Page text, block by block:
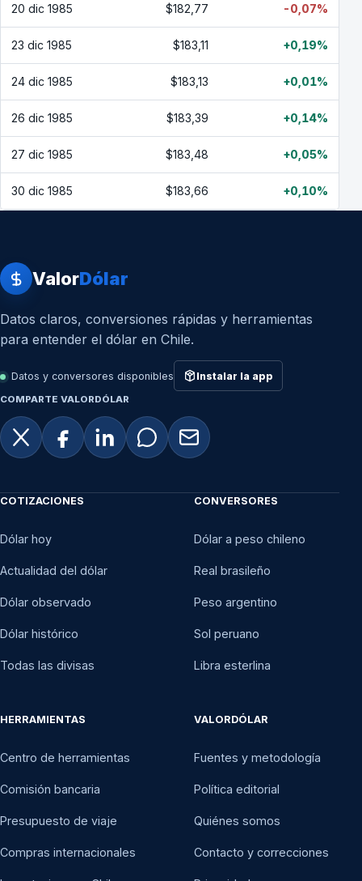
20 dic 1985 $182,77 -0,07%
23 dic 1985 $183,11 +0,19%
24 dic 1985 $183,13 +0,01%
26 dic 1985 $183,39 +0,14%
27 dic 1985 $183,48 +0,05%
30 dic 1985 $183,66 +0,10%
ValorDólar
Datos claros, conversiones rápidas y herramientas
para entender el dólar en Chile.
Datos y conversores disponibles Instalar la app
COMPARTE VALORDÓLAR
COTIZACIONES
Dólar hoy
Actualidad del dólar
Dólar observado
Dólar histórico
Todas las divisas
CONVERSORES
Dólar a peso chileno
Real brasileño
Peso argentino
Sol peruano
Libra esterlina
HERRAMIENTAS
Centro de herramientas
Comisión bancaria
Presupuesto de viaje
Compras internacionales
VALORDÓLAR
Fuentes y metodología
Política editorial
Quiénes somos
Contacto y correcciones